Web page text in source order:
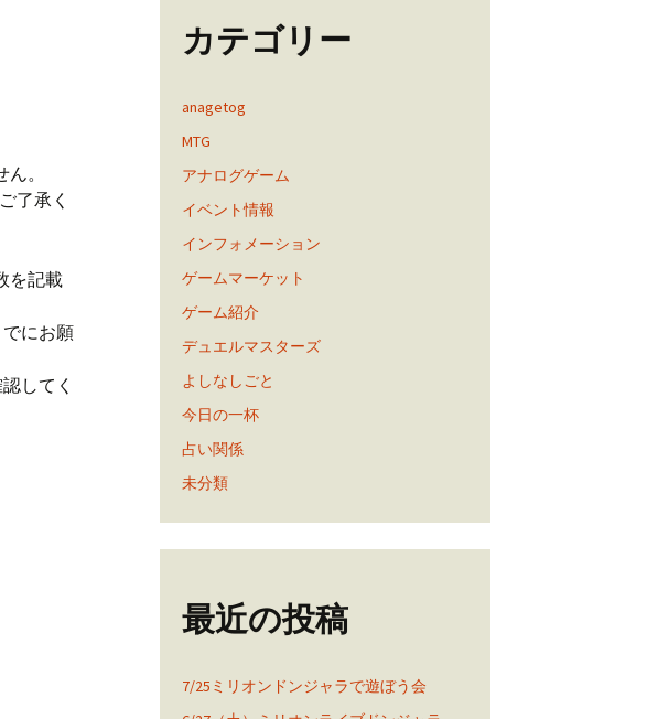
ん。
了承く
を記載
にお願
してく
カテゴリー
anagetog
MTG
アナログゲーム
イベント情報
インフォメーション
ゲームマーケット
ゲーム紹介
デュエルマスターズ
よしなしごと
今日の一杯
占い関係
未分類
最近の投稿
7/25ミリオンドンジャラで遊ぼう会